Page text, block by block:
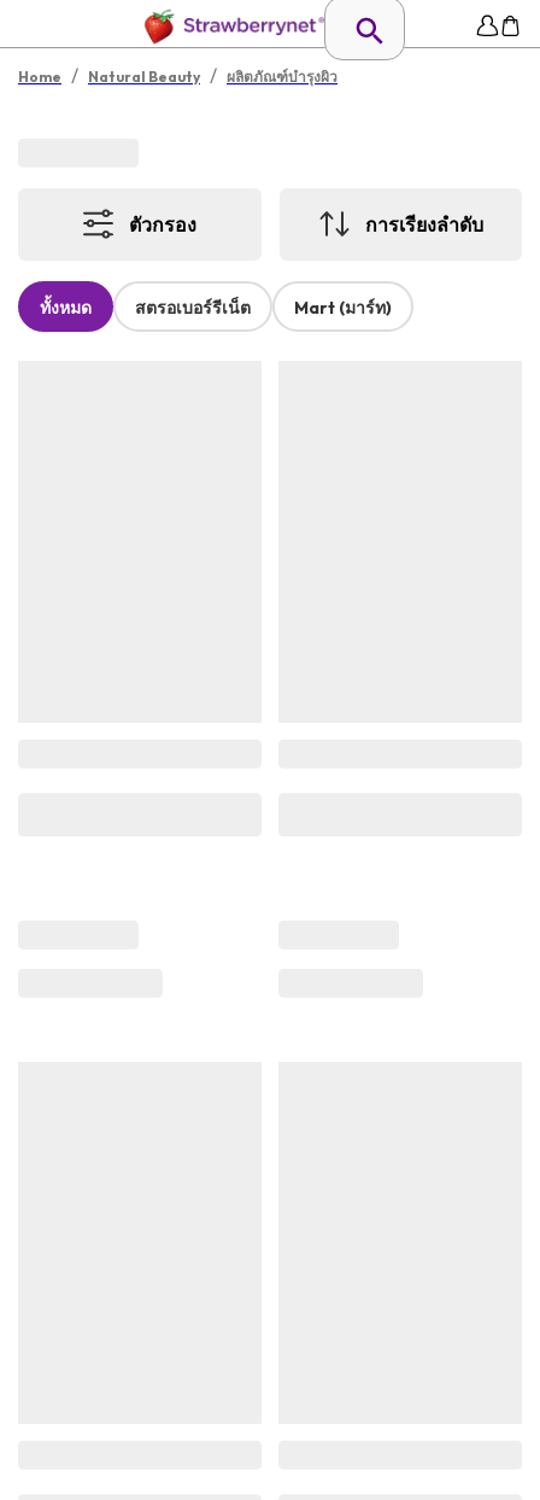
Home / Natural Beauty / ผลิตภัณฑ์บำรุงผิว
ตัวกรอง การเรียงลำดับ
ทั้งหมด สตรอเบอร์รีเน็ต Mart (มาร์ท)